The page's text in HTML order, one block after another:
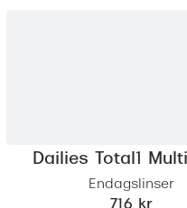
Dailies Total1
Endagslinser
716 kr